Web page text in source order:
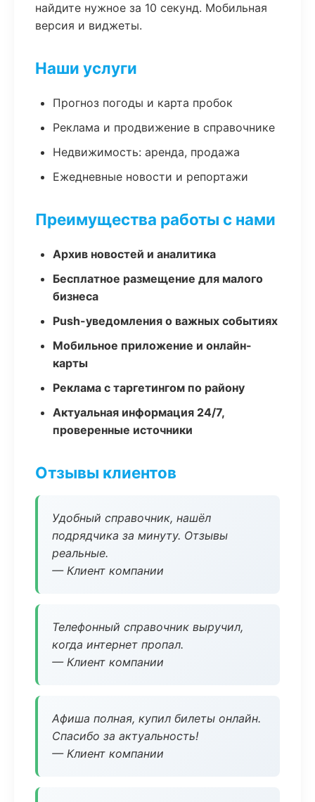
найдите нужное за 10 секунд. Мобильная
версия и виджеты.
Наши услуги
Прогноз погоды и карта пробок
Реклама и продвижение в справочнике
Недвижимость: аренда, продажа
Ежедневные новости и репортажи
Преимущества работы с нами
Архив новостей и аналитика
Бесплатное размещение для малого
бизнеса
Push-уведомления о важных событиях
Мобильное приложение и онлайн-
карты
Реклама с таргетингом по району
Актуальная информация 24/7,
проверенные источники
Отзывы клиентов
Удобный справочник, нашёл
подрядчика за минуту. Отзывы
реальные.
— Клиент компании
Телефонный справочник выручил,
когда интернет пропал.
— Клиент компании
Афиша полная, купил билеты онлайн.
Спасибо за актуальность!
— Клиент компании